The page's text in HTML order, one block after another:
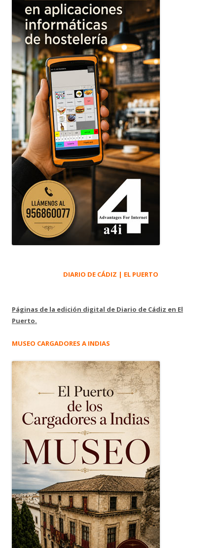
DIARIO DE CÁDIZ | EL PUERTO
Páginas de la edición digital de Diario de Cádiz en El
Puerto.
MUSEO CARGADORES A INDIAS